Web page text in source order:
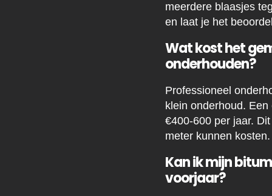
meerdere blaasjes
en laat je het
Wat kost het
onderhouden?
Professioneel
klein onderhoud.
€400-600 per jaar.
meter kunnen kosten.
Kan ik mijn
voorjaar?